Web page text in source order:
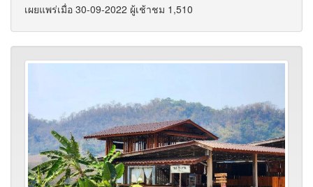
เผยแพร่เมื่อ 30-09-2022 ผู้เช้าชม 1,510